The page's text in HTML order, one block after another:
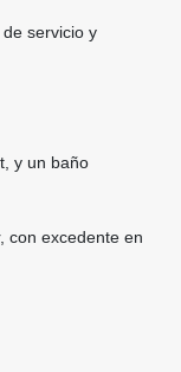
servicio y
y un baño
con excedente en